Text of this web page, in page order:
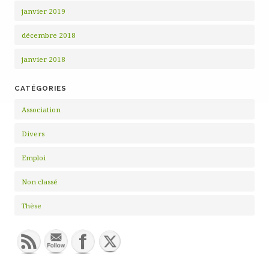
janvier 2019
décembre 2018
janvier 2018
CATÉGORIES
Association
Divers
Emploi
Non classé
Thèse